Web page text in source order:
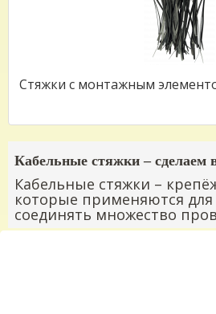
Стяжки с монтажным
Кабельные стяжки – сделаем
Кабельные стяжки –
которые применяются для
соединять множество